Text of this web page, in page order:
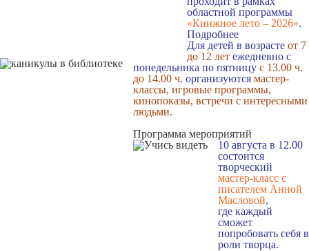
областной программы
«Книжное лето – 2026».
Подробнее
Для детей в возрасте от 7
до 12 лет ежедневно с
понедельника по пятницу с 13.00 ч.
до 14.00 ч. организуются мастер-
классы, игровые программы,
кинопоказы, встречи с интересными
людьми.
Программа мероприятий
10 августа в 12.00
состоится
творческий
мастер-класс с
писателем Анной
Масловой,
где каждый
сможет
попробовать себя в
роли творца.